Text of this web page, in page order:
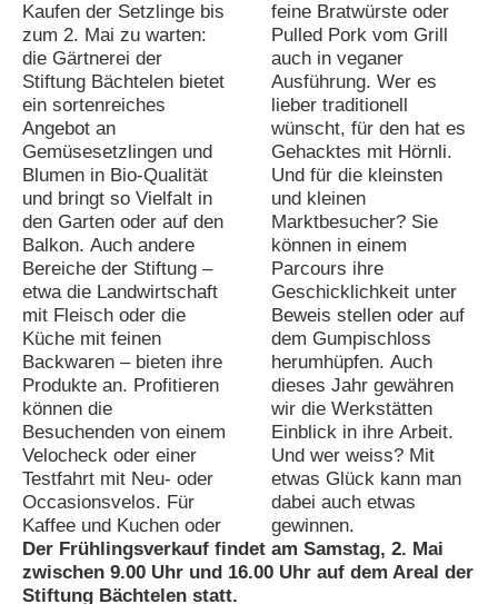
Kaufen der Setzlinge bis
zum 2. Mai zu warten:
die Gärtnerei der
Stiftung Bächtelen bietet
ein sortenreiches
Angebot an
Gemüsesetzlingen und
Blumen in Bio-Qualität
und bringt so Vielfalt in
den Garten oder auf den
Balkon. Auch andere
Bereiche der Stiftung –
etwa die Landwirtschaft
mit Fleisch oder die
Küche mit feinen
Backwaren – bieten ihre
Produkte an. Profitieren
können die
Besuchenden von einem
Velocheck oder einer
Testfahrt mit Neu- oder
Occasionsvelos. Für
Kaffee und Kuchen oder
feine Bratwürste oder
Pulled Pork vom Grill
auch in veganer
Ausführung. Wer es
lieber traditionell
wünscht, für den hat es
Gehacktes mit Hörnli.
Und für die kleinsten
und kleinen
Marktbesucher? Sie
können in einem
Parcours ihre
Geschicklichkeit unter
Beweis stellen oder auf
dem Gumpischloss
herumhüpfen. Auch
dieses Jahr gewähren
wir die Werkstätten
Einblick in ihre Arbeit.
Und wer weiss? Mit
etwas Glück kann man
dabei auch etwas
gewinnen.
Der Frühlingsverkauf findet am Samstag, 2. Mai
zwischen 9.00 Uhr und 16.00 Uhr auf dem Areal der
Stiftung Bächtelen statt.